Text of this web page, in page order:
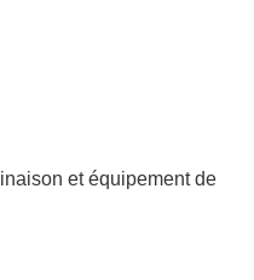
et équipement de